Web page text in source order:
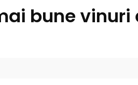
bune vinuri